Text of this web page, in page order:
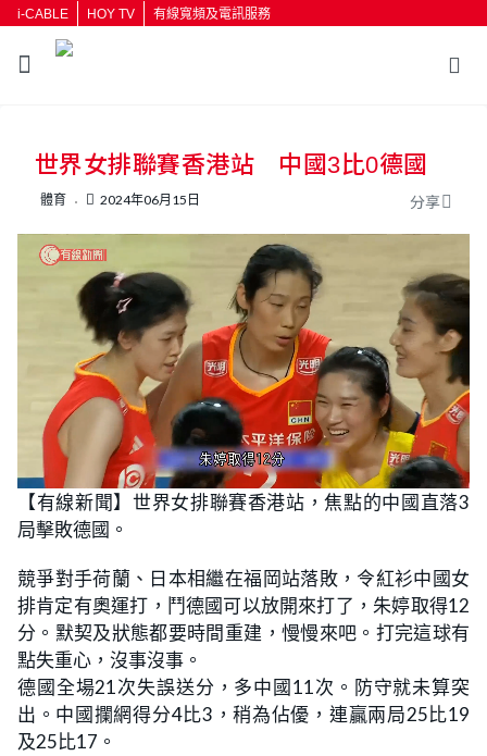
i-CABLE HOY TV 有線寬頻及電訊服務
按輸入鍵開始搜尋
世界女排聯賽香港站 中國3比0德國
體育 2024年06月15日 分享
U
n
m
u
t
e
L
o
a
d
7
.
5
0
%
【有線新聞】世界女排聯賽香港站，焦點的中國直落3
局擊敗德國。
競爭對手荷蘭、日本相繼在福岡站落敗，令紅衫中國女
排肯定有奧運打，鬥德國可以放開來打了，朱婷取得12
分。默契及狀態都要時間重建，慢慢來吧。打完這球有
點失重心，沒事沒事。
德國全場21次失誤送分，多中國11次。防守就未算突
出。中國攔網得分4比3，稍為佔優，連贏兩局25比19
及25比17。